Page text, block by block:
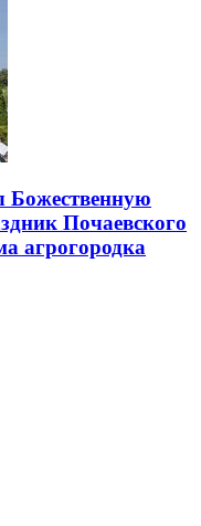
Божественную
Почаевского
агрогородка